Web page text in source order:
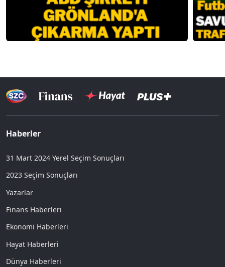
Haberler
31 Mart 2024 Yerel Seçim Sonuçları
2023 Seçim Sonuçları
Yazarlar
Finans Haberleri
Ekonomi Haberleri
Hayat Haberleri
Dünya Haberleri